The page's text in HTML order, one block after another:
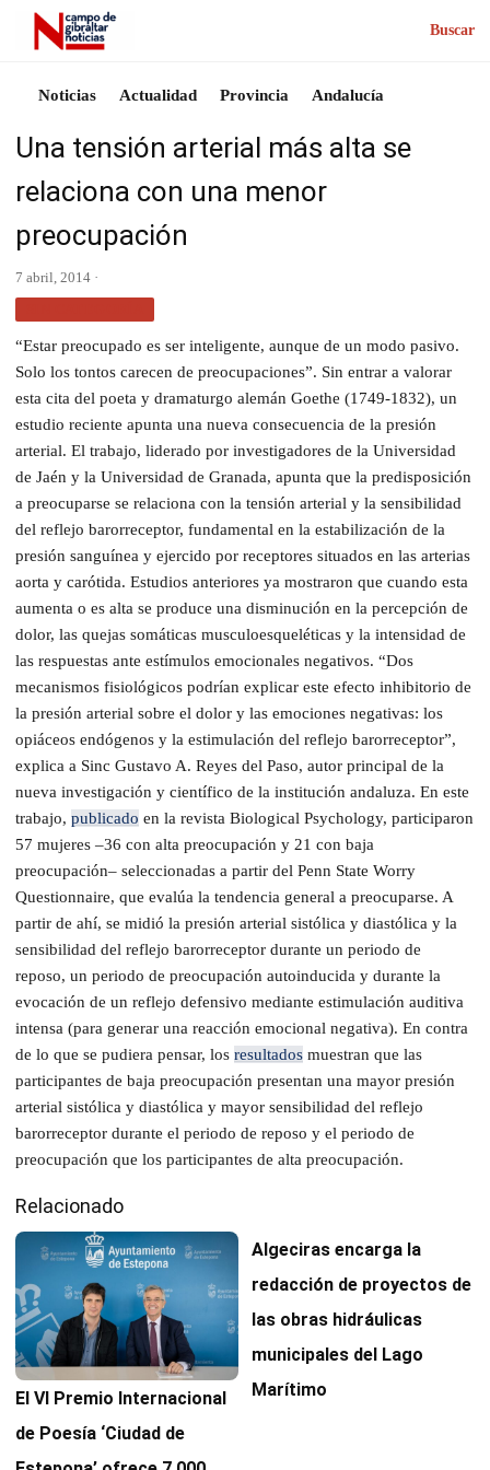
Buscar
Noticias Actualidad Provincia Andalucía
Una tensión arterial más alta se
relaciona con una menor
preocupación
7 abril, 2014 ·
“Estar preocupado es ser inteligente, aunque de un modo pasivo.
Solo los tontos carecen de preocupaciones”. Sin entrar a valorar
esta cita del poeta y dramaturgo alemán Goethe (1749-1832), un
estudio reciente apunta una nueva consecuencia de la presión
arterial. El trabajo, liderado por investigadores de la Universidad
de Jaén y la Universidad de Granada, apunta que la predisposición
a preocuparse se relaciona con la tensión arterial y la sensibilidad
del reflejo barorreceptor, fundamental en la estabilización de la
presión sanguínea y ejercido por receptores situados en las arterias
aorta y carótida. Estudios anteriores ya mostraron que cuando esta
aumenta o es alta se produce una disminución en la percepción de
dolor, las quejas somáticas musculoesqueléticas y la intensidad de
las respuestas ante estímulos emocionales negativos. “Dos
mecanismos fisiológicos podrían explicar este efecto inhibitorio de
la presión arterial sobre el dolor y las emociones negativas: los
opiáceos endógenos y la estimulación del reflejo barorreceptor”,
explica a Sinc Gustavo A. Reyes del Paso, autor principal de la
nueva investigación y científico de la institución andaluza. En este
trabajo, publicado en la revista Biological Psychology, participaron
57 mujeres –36 con alta preocupación y 21 con baja
preocupación– seleccionadas a partir del Penn State Worry
Questionnaire, que evalúa la tendencia general a preocuparse. A
partir de ahí, se midió la presión arterial sistólica y diastólica y la
sensibilidad del reflejo barorreceptor durante un periodo de
reposo, un periodo de preocupación autoinducida y durante la
evocación de un reflejo defensivo mediante estimulación auditiva
intensa (para generar una reacción emocional negativa). En contra
de lo que se pudiera pensar, los resultados muestran que las
participantes de baja preocupación presentan una mayor presión
arterial sistólica y diastólica y mayor sensibilidad del reflejo
barorreceptor durante el periodo de reposo y el periodo de
preocupación que los participantes de alta preocupación.
Relacionado
El VI Premio Internacional
de Poesía ‘Ciudad de
Algeciras encarga la
redacción de proyectos de
las obras hidráulicas
municipales del Lago
Marítimo